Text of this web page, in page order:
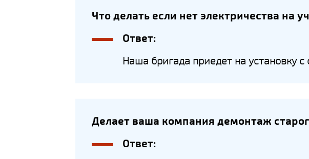
Что делать если нет электричества на
Ответ:
Наша бригада приедет на установку
Делает ваша компания демонтаж
Ответ: